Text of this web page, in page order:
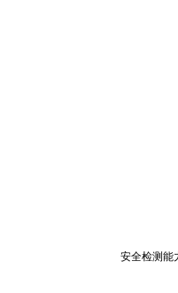
安全检测能